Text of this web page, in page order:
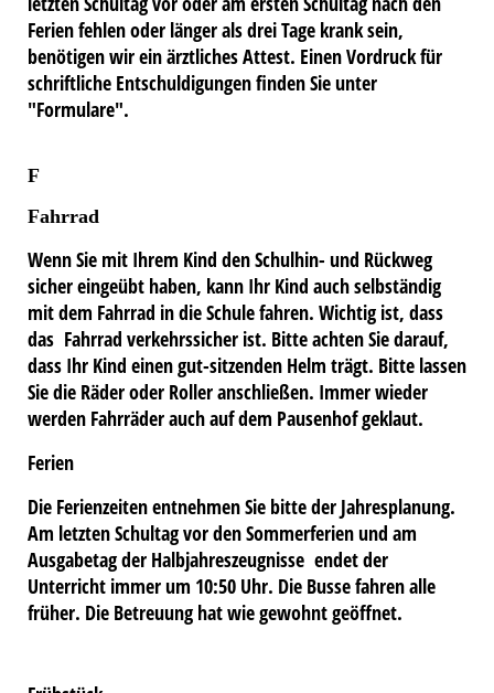
Ferien fehlen oder länger als drei Tage krank sein,
benötigen wir ein ärztliches Attest. Einen Vordruck für
schriftliche Entschuldigungen finden Sie unter
"Formulare".
F
Fahrrad
Wenn Sie mit Ihrem Kind den Schulhin- und Rückweg
sicher eingeübt haben, kann Ihr Kind auch selbständig
mit dem Fahrrad in die Schule fahren. Wichtig ist, dass
das Fahrrad verkehrssicher ist. Bitte achten Sie darauf,
dass Ihr Kind einen gut-sitzenden Helm trägt. Bitte lassen
Sie die Räder oder Roller anschließen. Immer wieder
werden Fahrräder auch auf dem Pausenhof geklaut.
Ferien
Die Ferienzeiten entnehmen Sie bitte der Jahresplanung.
Am letzten Schultag vor den Sommerferien und am
Ausgabetag der Halbjahreszeugnisse endet der
Unterricht immer um 10:50 Uhr. Die Busse fahren alle
früher. Die Betreuung hat wie gewohnt geöffnet.